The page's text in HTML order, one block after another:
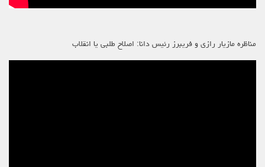
مناظره مازیار رازی و فریبرز رئیس دانا: اصلاح طلبی یا انقلاب